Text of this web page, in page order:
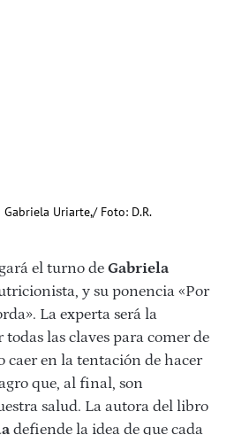
Uriarte,/ Foto: D.R.
el turno de Gabriela
y su ponencia «Por
La experta será la
todas las claves para comer de
caer en la tentación de hacer
que, al final, son
salud. La autora del libro
defiende la idea de que cada